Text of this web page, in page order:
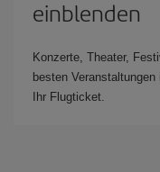
einblenden
Konzerte, Theater,
besten
Ihr Flugticket.